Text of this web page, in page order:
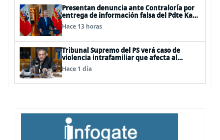
Presentan denuncia ante Contraloría por
entrega de información falsa del Pdte Kast
en cadena nacional
Hace 13 horas
Tribunal Supremo del PS verá caso de
violencia intrafamiliar que afecta al
senador Fidel Espinoza
Hace 1 día